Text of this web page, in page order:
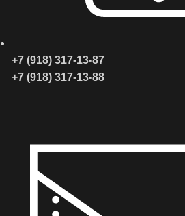
+7 (918) 317-13-87
+7 (918) 317-13-88